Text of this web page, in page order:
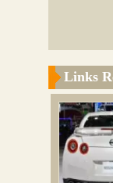
Links